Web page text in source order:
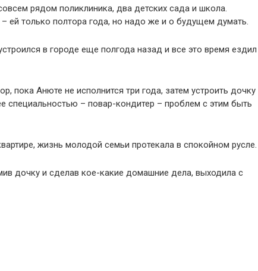
рядом поликлиника, два детских сада и школа.
ей только полтора года, но надо же и о будущем думать.
в городе еще полгода назад и все это время ездил
пока Анюте не исполнится три года, затем устроить дочку
специальностью – повар-кондитер – проблем с этим быть
жизнь молодой семьи протекала в спокойном русле.
дочку и сделав кое-какие домашние дела, выходила с